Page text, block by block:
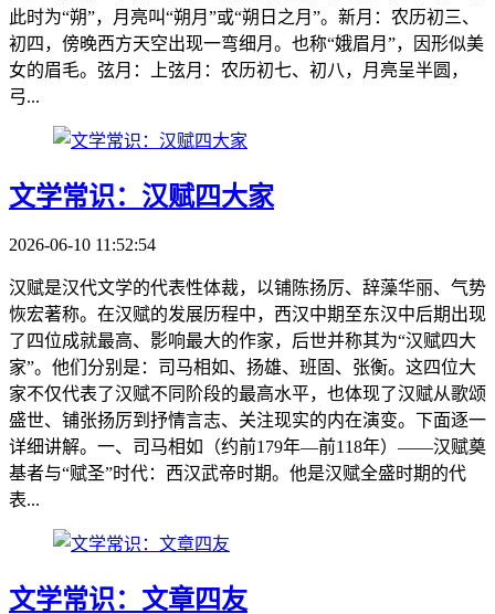
此时为“朔”，月亮叫“朔月”或“朔日之月”。新月：农历初三、
初四，傍晚西方天空出现一弯细月。也称“娥眉月”，因形似美
女的眉毛。弦月：上弦月：农历初七、初八，月亮呈半圆，
弓...
文学常识：汉赋四大家
2026-06-10 11:52:54
汉赋是汉代文学的代表性体裁，以铺陈扬厉、辞藻华丽、气势
恢宏著称。在汉赋的发展历程中，西汉中期至东汉中后期出现
了四位成就最高、影响最大的作家，后世并称其为“汉赋四大
家”。他们分别是：司马相如、扬雄、班固、张衡。这四位大
家不仅代表了汉赋不同阶段的最高水平，也体现了汉赋从歌颂
盛世、铺张扬厉到抒情言志、关注现实的内在演变。下面逐一
详细讲解。一、司马相如（约前179年—前118年）——汉赋奠
基者与“赋圣”时代：西汉武帝时期。他是汉赋全盛时期的代
表...
文学常识：文章四友